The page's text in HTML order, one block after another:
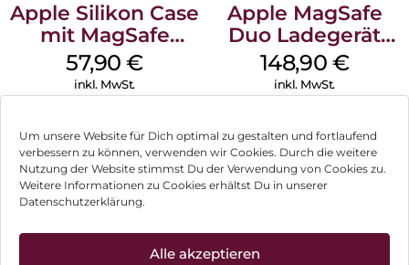
Um unsere Website für Dich optimal zu gestalten und fortlaufend
verbessern zu können, verwenden wir Cookies. Durch die weitere
Nutzung der Website stimmst Du der Verwendung von Cookies zu.
Weitere Informationen zu Cookies erhältst Du in unserer
Datenschutzerklärung.
Alle akzeptieren
Apple Silikon Case
mit MagSafe
iPhone 14 Pro
(PRODUCT)RED
57,90€
inkl. MwSt.
Apple MagSafe
Duo Ladegerät
Weiß
148,90 €
inkl. MwSt.
Impressum